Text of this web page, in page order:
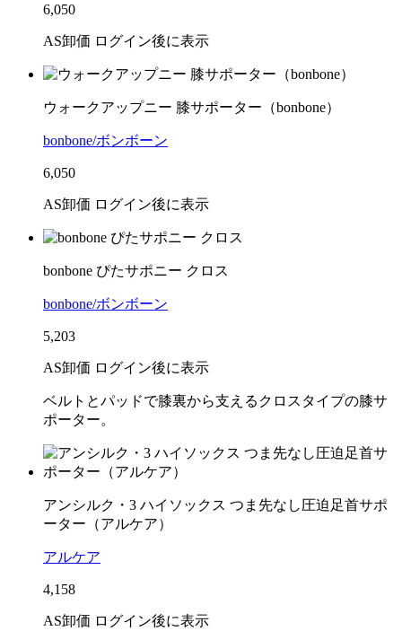
6,050
AS卸価 ログイン後に表示
ウォークアップニー 膝サポーター（bonbone）
bonbone/ボンボーン
6,050
AS卸価 ログイン後に表示
bonbone ぴたサポニー クロス
bonbone/ボンボーン
5,203
AS卸価 ログイン後に表示
ベルトとパッドで膝裏から支えるクロスタイプの膝サ
ポーター。
アンシルク・3 ハイソックス つま先なし圧迫足首サポ
ーター（アルケア）
アルケア
4,158
AS卸価 ログイン後に表示